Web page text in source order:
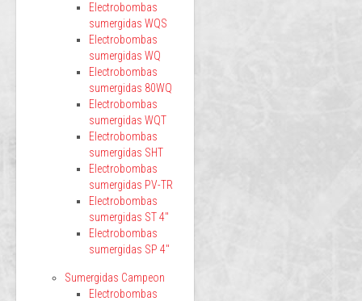
Electrobombas
sumergidas WQS
Electrobombas
sumergidas WQ
Electrobombas
sumergidas 80WQ
Electrobombas
sumergidas WQT
Electrobombas
sumergidas SHT
Electrobombas
sumergidas PV-TR
Electrobombas
sumergidas ST 4"
Electrobombas
sumergidas SP 4"
Sumergidas Campeon
Electrobombas